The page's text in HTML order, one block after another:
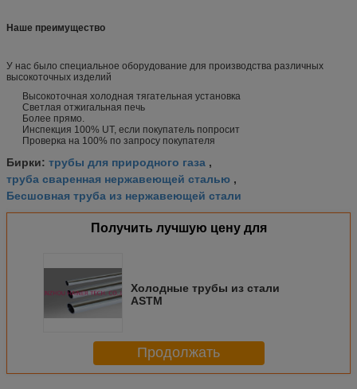
Наше преимущество
У нас было специальное оборудование для производства различных
высокоточных изделий
Высокоточная холодная тягательная установка
Светлая отжигальная печь
Более прямо.
Инспекция 100% UT, если покупатель попросит
Проверка на 100% по запросу покупателя
Бирки: трубы для природного газа ,
труба сваренная нержавеющей сталью ,
Бесшовная труба из нержавеющей стали
Получить лучшую цену для
Холодные трубы из стали
ASTM
Продолжать